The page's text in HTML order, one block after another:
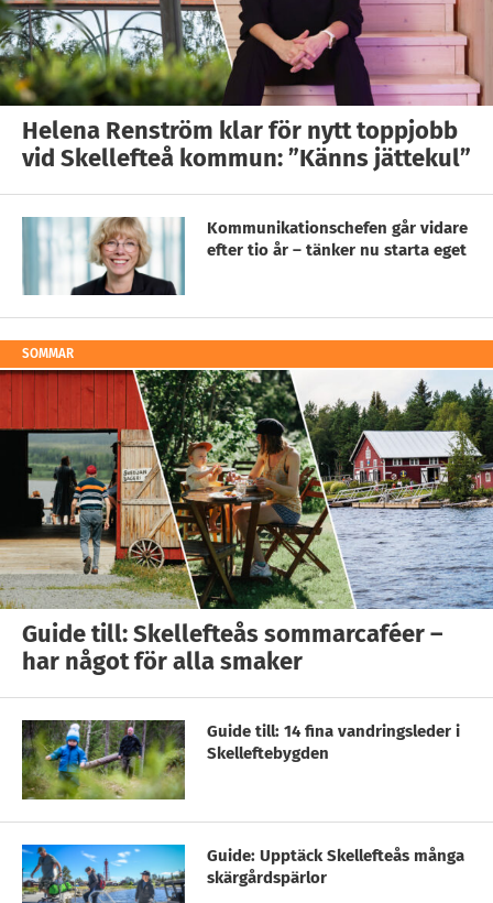
Helena Renström klar för nytt toppjobb
vid Skellefteå kommun: ”Känns jättekul”
Kommunikationschefen går vidare
efter tio år – tänker nu starta eget
SOMMAR
Guide till: Skellefteås sommarcaféer –
har något för alla smaker
Guide till: 14 fina vandringsleder i
Skelleftebygden
Guide: Upptäck Skellefteås många
skärgårdspärlor